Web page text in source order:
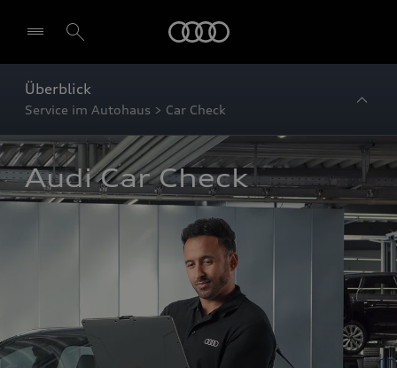
Überblick
Service im Autohaus > Car Check
Audi Car Check